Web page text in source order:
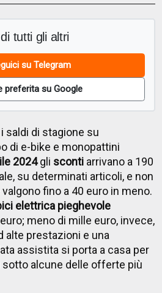
tutti gli altri
su Telegram
preferita su Google
i saldi di stagione su
di e-bike e monopattini
2024gli sconti arrivano a 190
su determinati articoli, e non
fino a 40 euro in meno.
elettrica pieghevole
meno di mille euro, invece,
alte prestazioni e una
assistita si porta a casa per
sotto alcune delle offerte più